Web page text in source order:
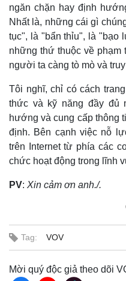
Thế giới thể thao
eSports
Hậu trường
ngăn chặn hay định
Nhất là, những cái gì
tục", là "bẩn thỉu", là "bạo
những thứ thuộc về phạm
người ta càng tò mò và
Tôi nghĩ, chỉ có cách
thức và kỹ năng đầy đủ
hướng và cung cấp thông
định. Bên cạnh việc nỗ
trên Internet từ phía các
chức hoạt động trong lĩnh
PV: Xin cảm ơn anh./.
Tag: VOV
Mời quý độc giả theo dõi